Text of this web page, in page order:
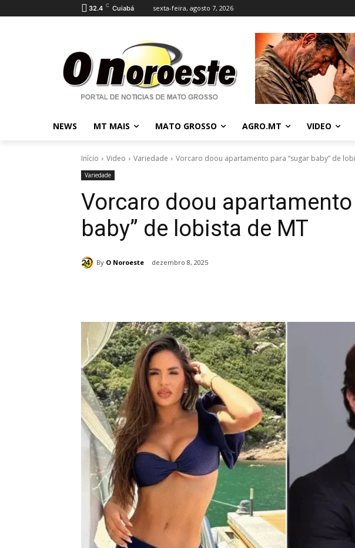
32.4 C Cuiabá sexta-feira, agosto 7, 2026
NEWS MT MAIS MATO GROSSO AGRO.MT VIDEO
Início Video Variedade Vorcaro doou apartamento para “sugar baby” de
Variedade
Vorcaro doou apartamento
baby” de lobista de MT
By O Noroeste dezembro 8, 2025